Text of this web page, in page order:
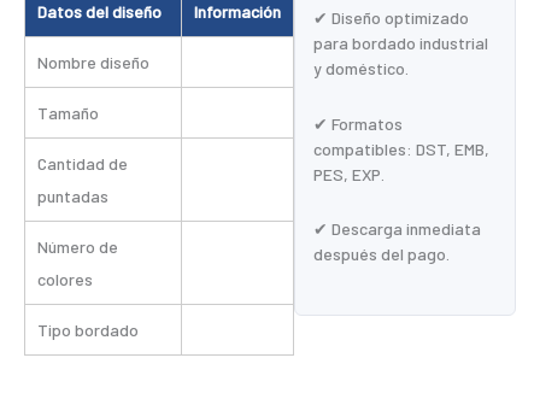
Datos del diseño Información
Nombre diseño
Tamaño
Cantidad de
puntadas
Número de
colores
Tipo bordado
✔ Diseño optimizado
para bordado industrial
y doméstico.
✔ Formatos
compatibles: DST, EMB,
PES, EXP.
✔ Descarga inmediata
después del pago.